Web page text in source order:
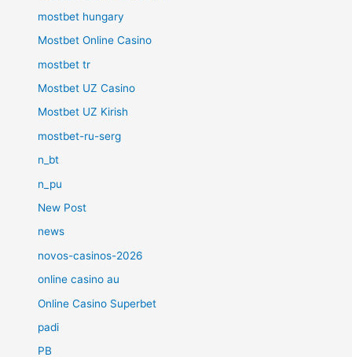
mostbet hungary
Mostbet Online Casino
mostbet tr
Mostbet UZ Casino
Mostbet UZ Kirish
mostbet-ru-serg
n_bt
n_pu
New Post
news
novos-casinos-2026
online casino au
Online Casino Superbet
padi
PB